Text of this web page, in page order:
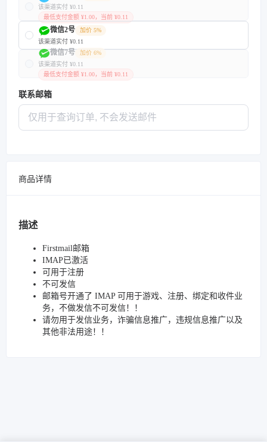
该渠道实付 ¥0.11
最低支付金额 ¥1.00，当前 ¥0.11
微信2号
加价 5%
该渠道实付 ¥0.11
微信7号
加价 6%
该渠道实付 ¥0.11
最低支付金额 ¥1.00，当前 ¥0.11
联系邮箱
商品详情
描述
Firstmail邮箱
IMAP已激活
可用于注册
不可发信
邮箱号开通了 IMAP 可用于游戏、注册、绑定和收件业
务，不做发信不可发信！！
请勿用于发信业务，诈骗信息推广，违规信息推广以及
其他非法用途！！